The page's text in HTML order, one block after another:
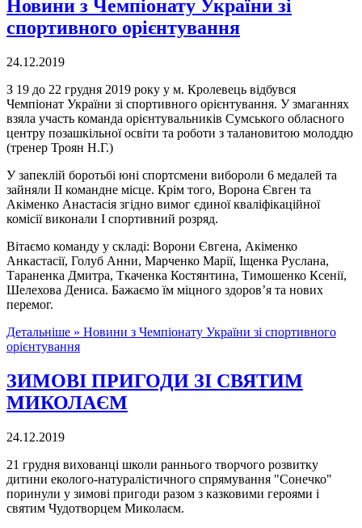
Новини з Чемпіонату України зі
спортивного орієнтування
24.12.2019
З 19 до 22 грудня 2019 року у м. Кролевець відбувся
Чемпіонат України зі спортивного орієнтування. У змаганнях
взяла участь команда орієнтувальників Сумського обласного
центру позашкільної освіти та роботи з талановитою молоддю
(тренер Троян Н.Г.)
У запеклій боротьбі юні спортсмени вибороли 6 медалей та
зайняли ІІ командне місце. Крім того, Ворона Євген та
Акіменко Анастасія згідно вимог єдиної кваліфікаційної
комісії виконали І спортивний розряд.
Вітаємо команду у складі: Ворони Євгена, Акіменко
Анкастасії, Голуб Анни, Марченко Марії, Іщенка Руслана,
Тараненка Дмитра, Ткаченка Костянтина, Тимошенко Ксенії,
Шелехова Дениса. Бажаємо їм міцного здоров’я та нових
перемог.
Детальніше » Новини з Чемпіонату України зі спортивного
орієнтування
ЗИМОВІ ПРИГОДИ ЗІ СВЯТИМ
МИКОЛАЄМ
24.12.2019
21 грудня вихованці школи раннього творчого розвитку
дитини еколого-натуралістичного спрямування "Сонечко"
поринули у зимові пригоди разом з казковими героями і
святим Чудотворцем Миколаєм.